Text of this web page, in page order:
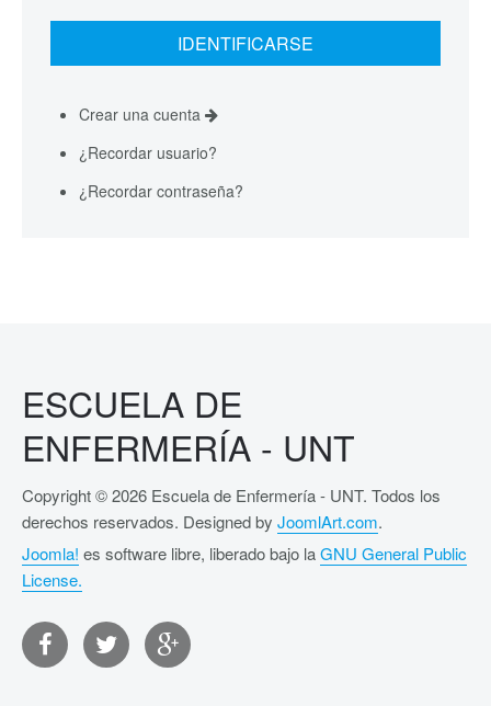
Crear una cuenta
¿Recordar usuario?
¿Recordar contraseña?
ESCUELA DE
ENFERMERÍA - UNT
Copyright © 2026 Escuela de Enfermería - UNT. Todos los
derechos reservados. Designed by JoomlArt.com.
Joomla! es software libre, liberado bajo laGNU General Public
License.